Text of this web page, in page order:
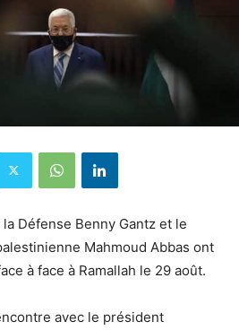
Défense Benny Gantz et le
Mahmoud Abbas ont
à face à Ramallah le 29 août.
avec le président